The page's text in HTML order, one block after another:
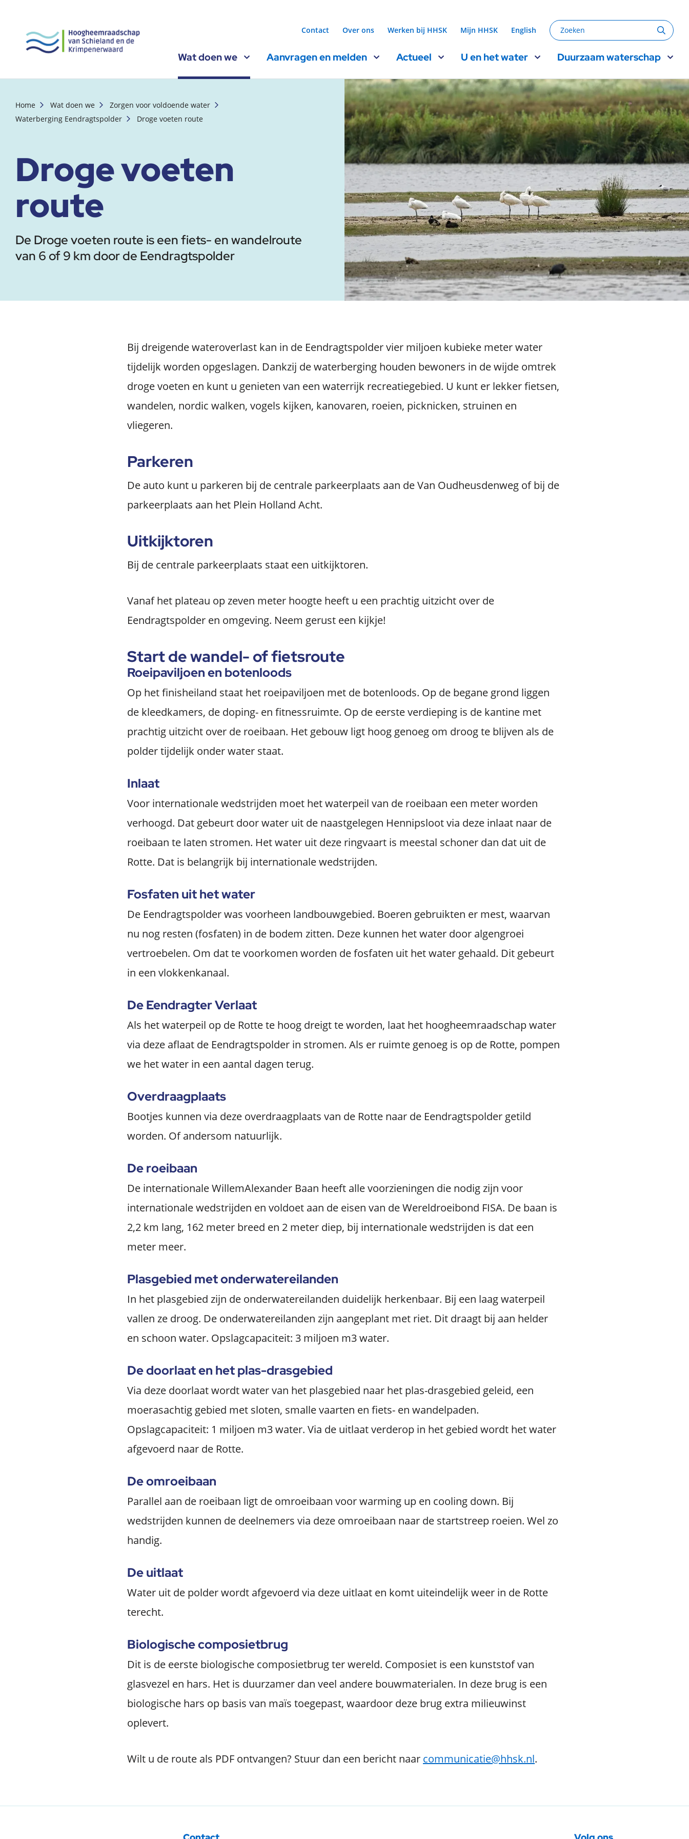
Contact Over ons Werken bij HHSK Mijn HHSK English Zoeken
Wat doen we Aanvragen en melden Actueel U en het water Duurzaam waterschap
Home Wat doen we
Zorgen voor voldoende water
Waterberging Eendragtspolder
Droge voeten route
Droge voeten
route
De Droge voeten route is een fiets- en wandelroute
van 6 of 9 km door de Eendragtspolder
Bij dreigende wateroverlast kan in de Eendragtspolder vier miljoen kubieke meter water
tijdelijk worden opgeslagen. Dankzij de waterberging houden bewoners in de wijde omtrek
droge voeten en kunt u genieten van een waterrijk recreatiegebied. U kunt er lekker fietsen,
wandelen, nordic walken, vogels kijken, kanovaren, roeien, picknicken, struinen en
vliegeren.
Parkeren
De auto kunt u parkeren bij de centrale parkeerplaats aan de Van Oudheusdenweg of bij de
parkeerplaats aan het Plein Holland Acht.
Uitkijktoren
Bij de centrale parkeerplaats staat een uitkijktoren.
Vanaf het plateau op zeven meter hoogte heeft u een prachtig uitzicht over de
Eendragtspolder en omgeving. Neem gerust een kijkje!
Start de wandel- of fietsroute
Roeipaviljoen en botenloods
Op het finisheiland staat het roeipaviljoen met de botenloods. Op de begane grond liggen
de kleedkamers, de doping- en fitnessruimte. Op de eerste verdieping is de kantine met
prachtig uitzicht over de roeibaan. Het gebouw ligt hoog genoeg om droog te blijven als de
polder tijdelijk onder water staat.
Inlaat
Voor internationale wedstrijden moet het waterpeil van de roeibaan een meter worden
verhoogd. Dat gebeurt door water uit de naastgelegen Hennipsloot via deze inlaat naar de
roeibaan te laten stromen. Het water uit deze ringvaart is meestal schoner dan dat uit de
Rotte. Dat is belangrijk bij internationale wedstrijden.
Fosfaten uit het water
De Eendragtspolder was voorheen landbouwgebied. Boeren gebruikten er mest, waarvan
nu nog resten (fosfaten) in de bodem zitten. Deze kunnen het water door algengroei
vertroebelen. Om dat te voorkomen worden de fosfaten uit het water gehaald. Dit gebeurt
in een vlokkenkanaal.
De Eendragter Verlaat
Als het waterpeil op de Rotte te hoog dreigt te worden, laat het hoogheemraadschap water
via deze aflaat de Eendragtspolder in stromen. Als er ruimte genoeg is op de Rotte, pompen
we het water in een aantal dagen terug.
Overdraagplaats
Bootjes kunnen via deze overdraagplaats van de Rotte naar de Eendragtspolder getild
worden. Of andersom natuurlijk.
De roeibaan
De internationale WillemAlexander Baan heeft alle voorzieningen die nodig zijn voor
internationale wedstrijden en voldoet aan de eisen van de Wereldroeibond FISA. De baan is
2,2 km lang, 162 meter breed en 2 meter diep, bij internationale wedstrijden is dat een
meter meer.
Plasgebied met onderwatereilanden
In het plasgebied zijn de onderwatereilanden duidelijk herkenbaar. Bij een laag waterpeil
vallen ze droog. De onderwatereilanden zijn aangeplant met riet. Dit draagt bij aan helder
en schoon water. Opslagcapaciteit: 3 miljoen m3 water.
De doorlaat en het plas-drasgebied
Via deze doorlaat wordt water van het plasgebied naar het plas-drasgebied geleid, een
moerasachtig gebied met sloten, smalle vaarten en fiets- en wandelpaden.
Opslagcapaciteit: 1 miljoen m3 water. Via de uitlaat verderop in het gebied wordt het water
afgevoerd naar de Rotte.
De omroeibaan
Parallel aan de roeibaan ligt de omroeibaan voor warming up en cooling down. Bij
wedstrijden kunnen de deelnemers via deze omroeibaan naar de startstreep roeien. Wel zo
handig.
De uitlaat
Water uit de polder wordt afgevoerd via deze uitlaat en komt uiteindelijk weer in de Rotte
terecht.
Biologische composietbrug
Dit is de eerste biologische composietbrug ter wereld. Composiet is een kunststof van
glasvezel en hars. Het is duurzamer dan veel andere bouwmaterialen. In deze brug is een
biologische hars op basis van maïs toegepast, waardoor deze brug extra milieuwinst
oplevert.
Wilt u de route als PDF ontvangen? Stuur dan een bericht naar communicatie@hhsk.nl.